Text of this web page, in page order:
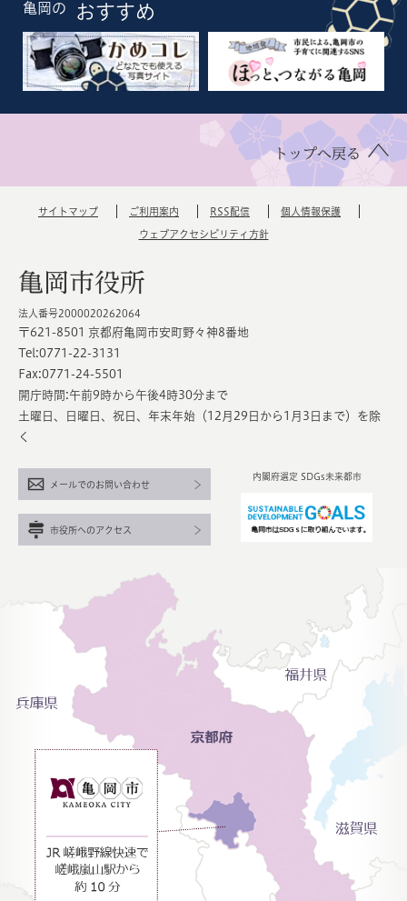
亀岡の おすすめ
トップへ戻る
サイトマップ ご利用案内 RSS配信 個人情報保護
ウェブアクセシビリティ方針
亀岡市役所
法人番号2000020262064
〒621-8501 京都府亀岡市安町野々神8番地
Tel:0771-22-3131
Fax:0771-24-5501
開庁時間:午前9時から午後4時30分まで
土曜日、日曜日、祝日、年末年始（12月29日から1月3日まで）を除
く
内閣府選定 SDGs未来都市
メールでのお問い合わせ
市役所へのアクセス